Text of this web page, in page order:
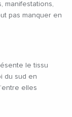
manifestations,
pas manquer en
le tissu
du sud en
elles